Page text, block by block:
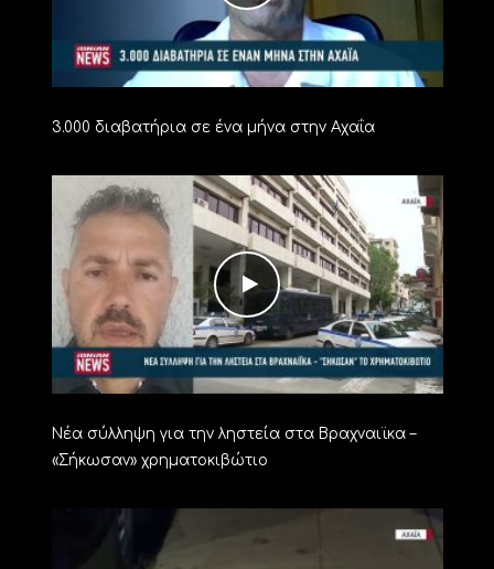
3.000 διαβατήρια σε ένα μήνα στην Αχαΐα
Νέα σύλληψη για την ληστεία στα Βραχναιϊκα –
«Σήκωσαν» χρηματοκιβώτιο